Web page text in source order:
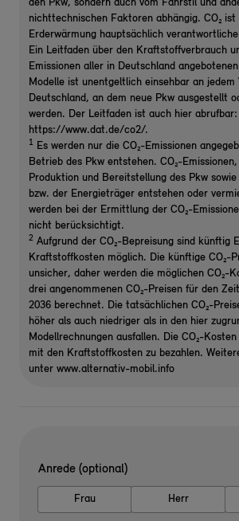
den Pkw, sondern auch vom Fahrstil und
nichttechnischen Faktoren abhängig. CO₂
Erderwärmung hauptsächlich
Ein Leitfaden über den Kraftstoffverbrauch
Emissionen aller in Deutschland
Modelle ist unentgeltlich einsehbar an
Deutschland, an dem neue Pkw ausgestellt
werden. Der Leitfaden ist auch hier abrufbar:
https://www.dat.de/co2/.
1 Es werden nur die CO₂-Emissionen
Betrieb des Pkw entstehen. CO₂-
Produktion und Bereitstellung des Pkw
bzw. der Energieträger entstehen oder
werden bei der Ermittlung der CO₂-
nicht berücksichtigt.
2 Aufgrund der CO₂-Bepreisung sind künftig
Kraftstoffkosten möglich. Die künftige CO₂-
unsicher, daher werden die möglichen CO₂-
drei angenommenen CO₂-Preisen für den
2036 berechnet. Die tatsächlichen CO₂-
höher als auch niedriger als in den hier
Modellrechnungen ausfallen. Die CO₂-
mit den Kraftstoffkosten zu bezahlen.
unter www.alternativ-mobil.info
Anrede (optional)
Frau Herr